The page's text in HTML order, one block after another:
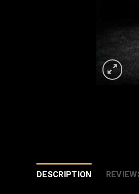
DESCRIPTION